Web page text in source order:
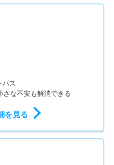
パス
さな不安も解消できる
を見る